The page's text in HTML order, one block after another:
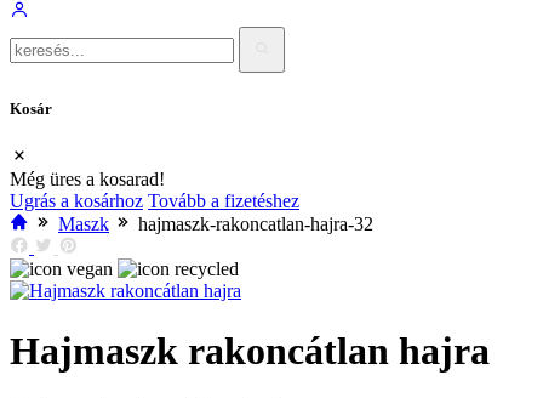
Kosár
Még üres a kosarad!
Ugrás a kosárhoz Tovább a fizetéshez
Maszk
hajmaszk-rakoncatlan-hajra-32
Hajmaszk rakoncátlan hajra